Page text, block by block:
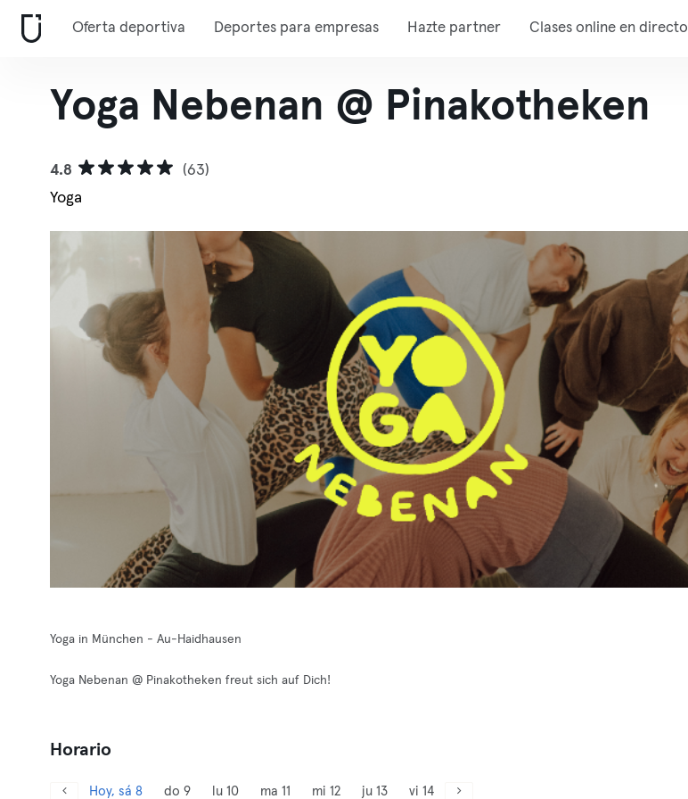
Oferta deportiva Deportes para empresas Hazte partner Clases online en directo
Yoga Nebenan @ Pinakotheken
4.8
(63)
Yoga
Yoga in München - Au-Haidhausen
Yoga Nebenan @ Pinakotheken freut sich auf Dich!
Horario
Hoy, sá 8 do 9 lu 10 ma 11 mi 12 ju 13 vi 14